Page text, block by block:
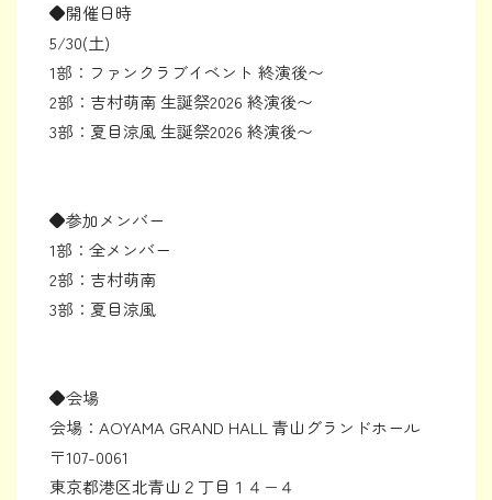
◆開催日時
5/30(土)
1部：ファンクラブイベント 終演後〜
2部：吉村萌南 生誕祭2026 終演後〜
3部：夏目涼風 生誕祭2026 終演後〜
◆参加メンバー
1部：全メンバー
2部：吉村萌南
3部：夏目涼風
◆会場
会場：AOYAMA GRAND HALL 青山グランドホール
〒107-0061
東京都港区北青山２丁目１４−４